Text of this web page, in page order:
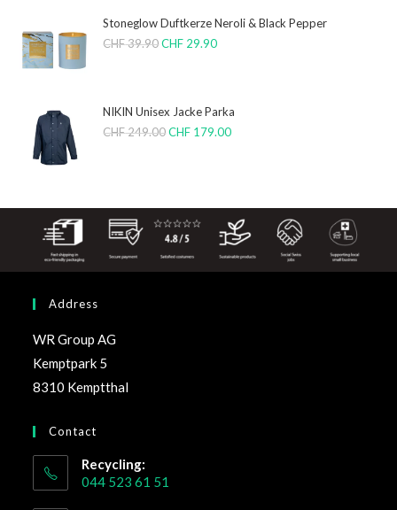
Stoneglow Duftkerze Neroli & Black Pepper
CHF39.90 CHF 29.90
NIKIN Unisex Jacke Parka
CHF249.00 CHF 179.00
Address
WR Group AG
Kemptpark 5
8310 Kemptthal
Contact
Recycling:
044 523 61 51